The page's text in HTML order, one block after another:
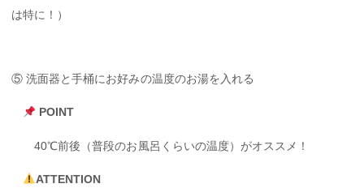
は特に！）
⑤ 洗面器と手桶にお好みの温度のお湯を入れる
POINT
40℃前後（普段のお風呂くらいの温度）がオススメ！
ATTENTION